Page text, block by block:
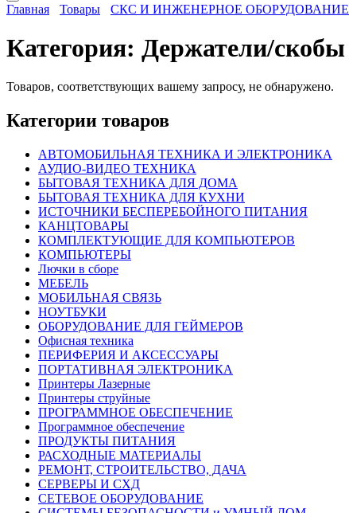
Главная Товары СКС И ИНЖЕНЕРНОЕ ОБОРУДОВАНИЕ
Категория: Держатели/скобы
Товаров, соответствующих вашему запросу, не обнаружено.
Категории товаров
АВТОМОБИЛЬНАЯ ТЕХНИКА И ЭЛЕКТРОНИКА
АУДИО-ВИДЕО ТЕХНИКА
БЫТОВАЯ ТЕХНИКА ДЛЯ ДОМА
БЫТОВАЯ ТЕХНИКА ДЛЯ КУХНИ
ИСТОЧНИКИ БЕСПЕРЕБОЙНОГО ПИТАНИЯ
КАНЦТОВАРЫ
КОМПЛЕКТУЮЩИЕ ДЛЯ КОМПЬЮТЕРОВ
КОМПЬЮТЕРЫ
Лючки в сборе
МЕБЕЛЬ
МОБИЛЬНАЯ СВЯЗЬ
НОУТБУКИ
ОБОРУДОВАНИЕ ДЛЯ ГЕЙМЕРОВ
Офисная техника
ПЕРИФЕРИЯ И АКСЕССУАРЫ
ПОРТАТИВНАЯ ЭЛЕКТРОНИКА
Принтеры Лазерные
Принтеры струйные
ПРОГРАММНОЕ ОБЕСПЕЧЕНИЕ
Программное обеспечение
ПРОДУКТЫ ПИТАНИЯ
РАСХОДНЫЕ МАТЕРИАЛЫ
РЕМОНТ, СТРОИТЕЛЬСТВО, ДАЧА
СЕРВЕРЫ И СХД
СЕТЕВОЕ ОБОРУДОВАНИЕ